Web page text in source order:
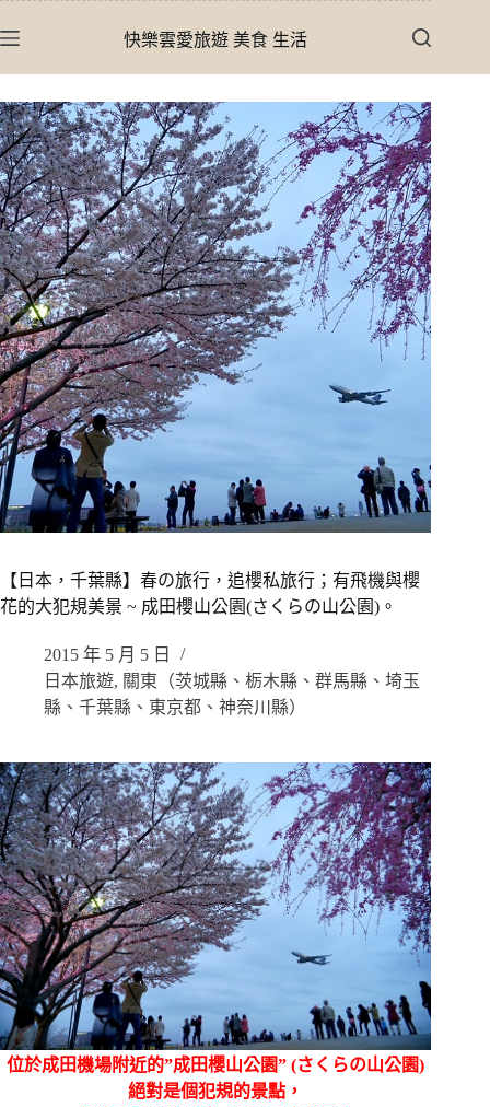
至
內
容
快樂雲愛旅遊 美食 生活
【日本，千葉縣】春の旅行，追櫻私旅行；有飛機與櫻
花的大犯規美景 ~ 成田櫻山公園(さくらの山公園)。
2015 年 5 月 5 日
日本旅遊, 關東（茨城縣、栃木縣、群馬縣、埼玉
縣、千葉縣、東京都、神奈川縣）
位於成田機場附近的”成田櫻山公園” (さくらの山公園)
絕對是個犯規的景點，